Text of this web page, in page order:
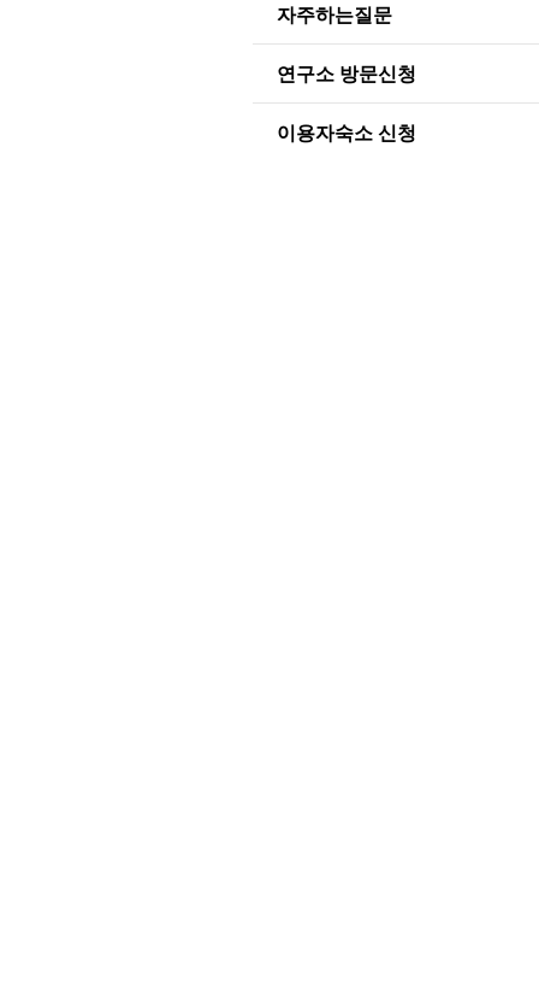
자주하는질문
연구소 방문신청
이용자숙소 신청